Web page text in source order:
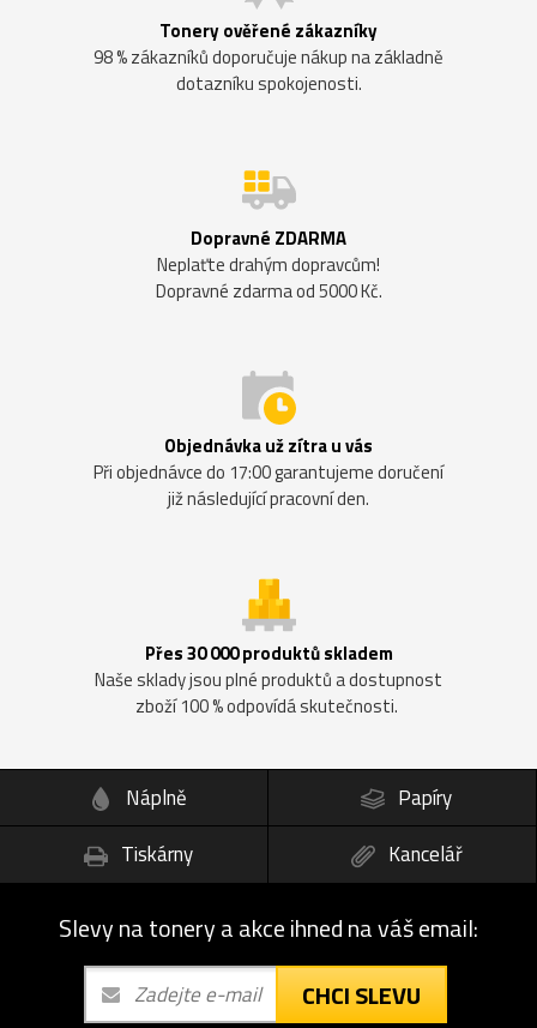
Tonery ověřené zákazníky
98 % zákazníků doporučuje nákup na základně
dotazníku spokojenosti.
Dopravné ZDARMA
Neplaťte drahým dopravcům!
Dopravné zdarma od 5000 Kč.
Objednávka už zítra u vás
Při objednávce do 17:00 garantujeme doručení
již následující pracovní den.
Přes 30 000 produktů skladem
Naše sklady jsou plné produktů a dostupnost
zboží 100 % odpovídá skutečnosti.
Náplně
Papíry
Tiskárny
Kancelář
Slevy na tonery a akce ihned na váš email:
CHCI SLEVU